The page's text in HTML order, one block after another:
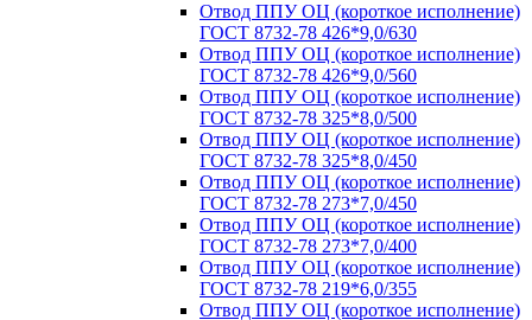
Отвод ППУ ОЦ (короткое исполнение)
ГОСТ 8732-78 426*9,0/630
Отвод ППУ ОЦ (короткое исполнение)
ГОСТ 8732-78 426*9,0/560
Отвод ППУ ОЦ (короткое исполнение)
ГОСТ 8732-78 325*8,0/500
Отвод ППУ ОЦ (короткое исполнение)
ГОСТ 8732-78 325*8,0/450
Отвод ППУ ОЦ (короткое исполнение)
ГОСТ 8732-78 273*7,0/450
Отвод ППУ ОЦ (короткое исполнение)
ГОСТ 8732-78 273*7,0/400
Отвод ППУ ОЦ (короткое исполнение)
ГОСТ 8732-78 219*6,0/355
Отвод ППУ ОЦ (короткое исполнение)